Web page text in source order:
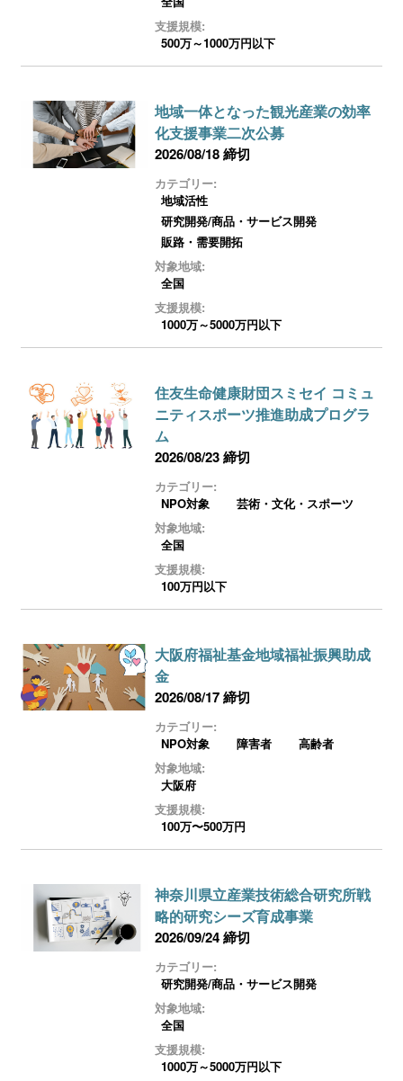
支援規模:
500万～1000万円以下
地域一体となった観光産業の効率
化支援事業二次公募
2026/08/18 締切
カテゴリー:
地域活性
研究開発/商品・サービス開発
販路・需要開拓
対象地域:
全国
支援規模:
1000万～5000万円以下
住友生命健康財団スミセイ コミュ
ニティスポーツ推進助成プログラ
ム
2026/08/23 締切
カテゴリー:
NPO対象
芸術・文化・スポーツ
対象地域:
全国
支援規模:
100万円以下
大阪府福祉基金地域福祉振興助成
金
2026/08/17 締切
カテゴリー:
NPO対象
障害者
高齢者
対象地域:
大阪府
支援規模:
100万〜500万円
神奈川県立産業技術総合研究所戦
略的研究シーズ育成事業
2026/09/24 締切
カテゴリー:
研究開発/商品・サービス開発
対象地域:
全国
支援規模:
1000万～5000万円以下